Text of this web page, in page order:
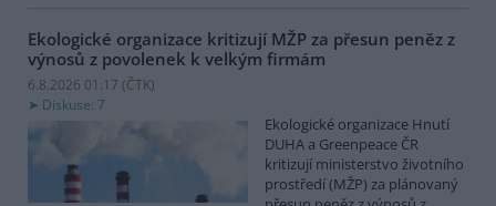
Ekologické organizace kritizují MŽP za přesun peněz z
výnosů z povolenek k velkým firmám
6.8.2026 01:17 (ČTK)
Diskuse: 7
Ekologické organizace Hnutí
DUHA a Greenpeace ČR
kritizují ministerstvo životního
prostředí (MŽP) za plánovaný